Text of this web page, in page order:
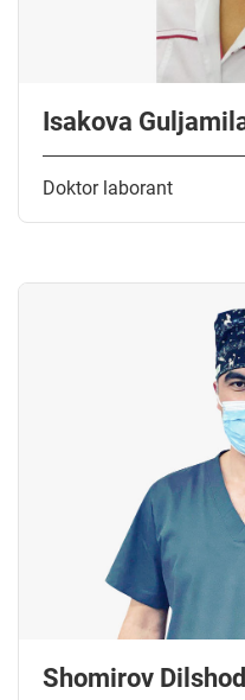
Isakova
Doktor laborant
Shomirov